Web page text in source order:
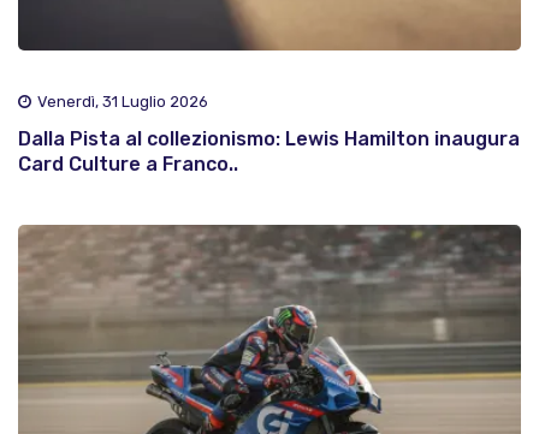
Venerdì, 31 Luglio 2026
Dalla Pista al collezionismo: Lewis Hamilton inaugura
Card Culture a Franco..